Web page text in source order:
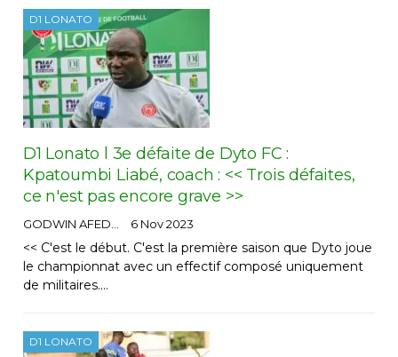
D1 LONATO
D1 Lonato l 3e défaite de Dyto FC :
Kpatoumbi Liabé, coach : << Trois défaites,
ce n'est pas encore grave >>
GODWIN AFEDO 6 Nov 2023
<< C'est le début. C'est la première saison que Dyto joue
le championnat avec un effectif composé uniquement
de militaires.…
D1 LONATO